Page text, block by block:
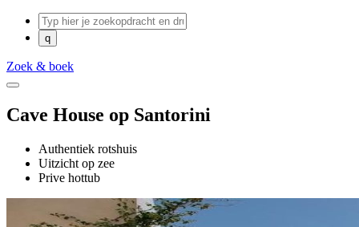
Zoek & boek
Cave House op Santorini
Authentiek rotshuis
Uitzicht op zee
Prive hottub